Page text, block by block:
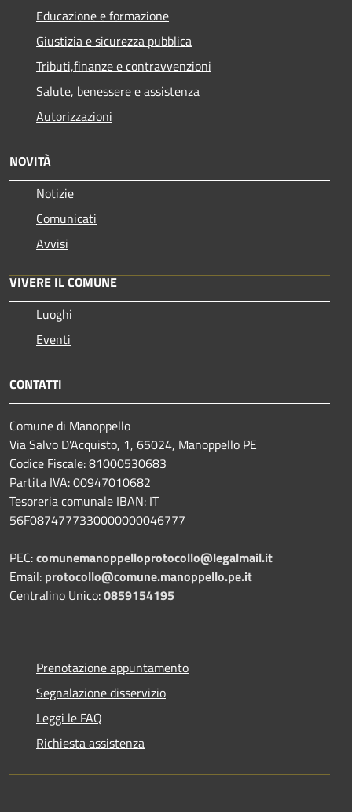
Educazione e formazione
Giustizia e sicurezza pubblica
Tributi,finanze e contravvenzioni
Salute, benessere e assistenza
Autorizzazioni
NOVITÀ
Notizie
Comunicati
Avvisi
VIVERE IL COMUNE
Luoghi
Eventi
CONTATTI
Comune di Manoppello
Via Salvo D'Acquisto, 1, 65024, Manoppello PE
Codice Fiscale: 81000530683
Partita IVA: 00947010682
Tesoreria comunale IBAN: IT
56F0874777330000000046777
PEC:comunemanoppelloprotocollo@legalmail.it
Email: protocollo@comune.manoppello.pe.it
Centralino Unico:0859154195
Prenotazione appuntamento
Segnalazione disservizio
Leggi le FAQ
Richiesta assistenza